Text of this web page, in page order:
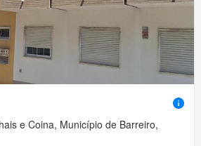
e Coina, Município de Barreiro,